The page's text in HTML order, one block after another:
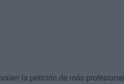
la petición de más